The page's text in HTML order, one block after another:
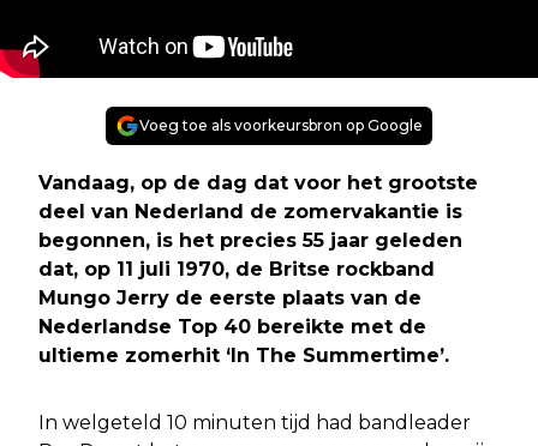
Voeg toe als voorkeursbron op Google
Vandaag, op de dag dat voor het grootste
deel van Nederland de zomervakantie is
begonnen, is het precies 55 jaar geleden
dat, op 11 juli 1970, de Britse rockband
Mungo Jerry de eerste plaats van de
Nederlandse Top 40 bereikte met de
ultieme zomerhit ‘In The Summertime’.
In welgeteld 10 minuten tijd had bandleader